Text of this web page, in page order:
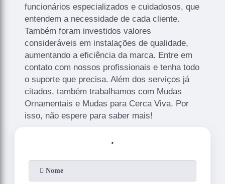
funcionários especializados e cuidadosos, que
entendem a necessidade de cada cliente.
Também foram investidos valores
consideráveis em instalações de qualidade,
aumentando a eficiência da marca. Entre em
contato com nossos profissionais e tenha todo
o suporte que precisa. Além dos serviços já
citados, também trabalhamos com Mudas
Ornamentais e Mudas para Cerca Viva. Por
isso, não espere para saber mais!
.